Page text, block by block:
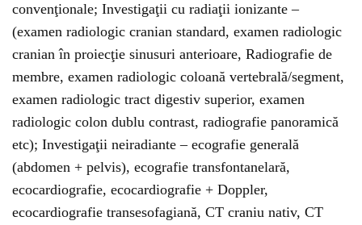
convenţionale; Investigaţii cu radiaţii ionizante –
(examen radiologic cranian standard, examen radiologic
cranian în proiecţie sinusuri anterioare, Radiografie de
membre, examen radiologic coloană vertebrală/segment,
examen radiologic tract digestiv superior, examen
radiologic colon dublu contrast, radiografie panoramică
etc); Investigaţii neiradiante – ecografie generală
(abdomen + pelvis), ecografie transfontanelară,
ecocardiografie, ecocardiografie + Doppler,
ecocardiografie transesofagiană, CT craniu nativ, CT